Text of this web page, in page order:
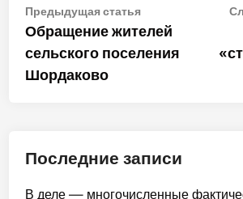
Навигация
по
записям
Предыдущая статьяПредыдущая
статья:
Обращение жителей
сельского поселения
Шордаково
Последние записи
В деле — многочисленные